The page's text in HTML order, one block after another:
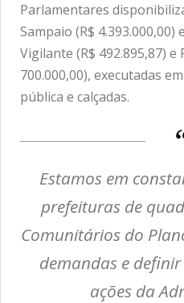
Parlamentares
Sampaio (R$
Vigilante (R$ 492.895,87) e
700.000,00), executadas
pública e calçadas.
Estamos em
prefeituras de
Comunitários do
demandas e
ações da